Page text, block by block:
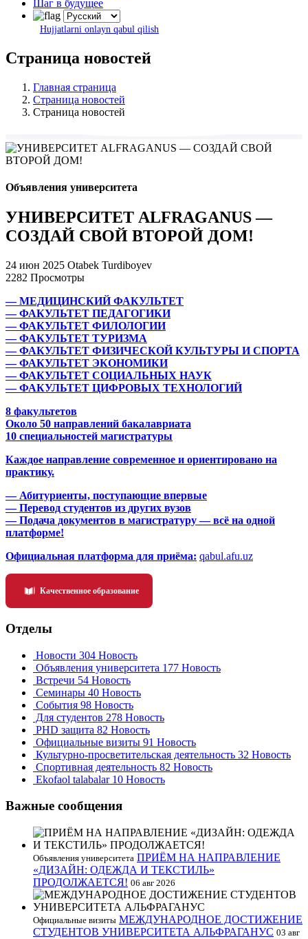
Шаг в будущее
Hujjatlarni onlayn qabul qilish
Страница новостей
Главная страница
Страница новостей
Страница новостей
Объявления университета
УНИВЕРСИТЕТ ALFRAGANUS —
СОЗДАЙ СВОЙ ВТОРОЙ ДОМ!
24 июн 2025 Otabek Turdiboyev
2282 Просмотры
— МЕДИЦИНСКИЙ ФАКУЛЬТЕТ
— ФАКУЛЬТЕТ ПЕДАГОГИКИ
— ФАКУЛЬТЕТ ФИЛОЛОГИИ
— ФАКУЛЬТЕТ ТУРИЗМА
— ФАКУЛЬТЕТ ФИЗИЧЕСКОЙ КУЛЬТУРЫ И СПОРТА
— ФАКУЛЬТЕТ ЭКОНОМИКИ
— ФАКУЛЬТЕТ СОЦИАЛЬНЫХ НАУК
— ФАКУЛЬТЕТ ЦИФРОВЫХ ТЕХНОЛОГИЙ
8 факультетов
Около 50 направлений бакалавриата
10 специальностей магистратуры
Каждое направление современное и ориентировано на
практику.
— Абитуриенты, поступающие впервые
— Перевод студентов из других вузов
— Подача документов в магистратуру — всё на одной
платформе!
Официальная платформа для приёма: qabul.afu.uz
Качественное образование
Отделы
Новости 304 Новость
Объявления университета 177 Новость
Встречи 54 Новость
Семинары 40 Новость
События 98 Новость
Для студентов 278 Новость
PHD защита 82 Новость
Официальные визиты 91 Новость
Культурно-просветительская деятельность 32 Новость
Спортивная деятельность 82 Новость
Ekofaol talabalar 10 Новость
Важные сообщения
Объявления университета ПРИЁМ НА НАПРАВЛЕНИЕ
«ДИЗАЙН: ОДЕЖДА И ТЕКСТИЛЬ»
ПРОДОЛЖАЕТСЯ! 06 авг 2026
Официальные визиты МЕЖДУНАРОДНОЕ ДОСТИЖЕНИЕ
СТУДЕНТОВ УНИВЕРСИТЕТА АЛЬФРАГАНУС 03 авг